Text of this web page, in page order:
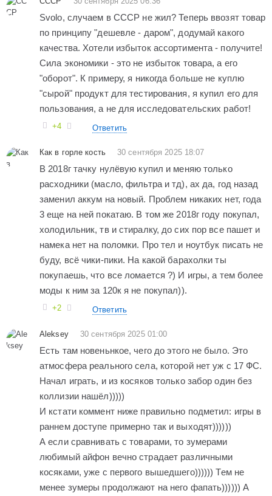
Svolo, случаем в СССР не жил? Теперь ввозят товар
по принципу "дешевле - даром", додумай какого
качества. Хотели избыток ассортимента - получите!
Сила экономики - это не избыток товара, а его
"оборот". К примеру, я никогда больше не куплю
"сырой" продукт для тестирования, я купил его для
пользования, а не для исследовательских работ!
+4 Ответить
Как в горле кость 30 сентября 2025 18:07
В 2018г тачку нулёвую купил и меняю только
расходники (масло, фильтра и тд), ах да, год назад
заменил аккум на новый. Проблем никаких нет, года
3 еще на ней покатаю. В том же 2018г году покупал,
холодильник, тв и стиралку, до сих пор все пашет и
намека нет на поломки. Про тел и ноутбук писать не
буду, всё чики-пики. На какой барахолки ты
покупаешь, что все ломается ?) И игры, а тем более
моды к ним за 120к я не покупал)).
+2 Ответить
Aleksey 30 сентября 2025 01:00
Есть там новеньнкое, чего до этого не было. Это
атмосфера реального села, которой нет уж с 17 ФС.
Начал играть, и из косяков только забор один без
коллизии нашёл)))))
И кстати коммент ниже правильно подметил: игры в
раннем доступе примерно так и выходят))))))
А если сравнивать с товарами, то зумерами
любимый айфон вечно страдает различными
косяками, уже с первого вышедшего)))))) Тем не
менее зумеры продолжают на него фапать)))))) А